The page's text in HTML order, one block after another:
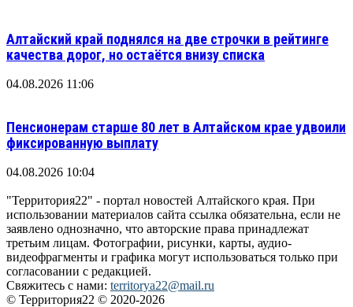
Алтайский край поднялся на две строчки в рейтинге
качества дорог, но остаётся внизу списка
04.08.2026 11:06
Пенсионерам старше 80 лет в Алтайском крае удвоили
фиксированную выплату
04.08.2026 10:04
"Территория22" - портал новостей Алтайского края. При
использовании материалов сайта ссылка обязательна, если не
заявлено однозначно, что авторские права принадлежат
третьим лицам. Фотографии, рисунки, карты, аудио-
видеофрагменты и графика могут использоваться только при
согласовании с редакцией.
Свяжитесь с нами: territorya22@mail.ru
© Территория22 © 2020-2026